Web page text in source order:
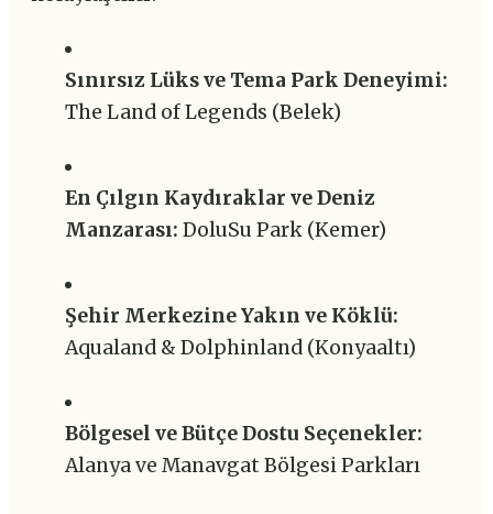
Sınırsız Lüks ve Tema Park Deneyimi:
The Land of Legends (Belek)
En Çılgın Kaydıraklar ve Deniz
Manzarası: DoluSu Park (Kemer)
Şehir Merkezine Yakın ve Köklü:
Aqualand & Dolphinland (Konyaaltı)
Bölgesel ve Bütçe Dostu Seçenekler:
Alanya ve Manavgat Bölgesi Parkları